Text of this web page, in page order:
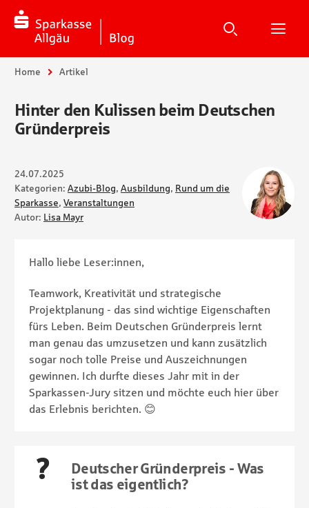
Suche
Suche
Sie sind hier:
Home Artikel
Hinter den Kulissen beim Deutschen
Gründerpreis
24.07.2025
Kategorien: Azubi-Blog, Ausbildung, Rund um die
Sparkasse, Veranstaltungen
Autor: Lisa Mayr
Hallo liebe Leser:innen,
Teamwork, Kreativität und strategische
Projektplanung - das sind wichtige Eigenschaften
fürs Leben. Beim Deutschen Gründerpreis lernt
man genau das umzusetzen und kann zusätzlich
sogar noch tolle Preise und Auszeichnungen
gewinnen. Ich durfte dieses Jahr mit in der
Sparkassen-Jury sitzen und möchte euch hier über
das Erlebnis berichten. 😊
Deutscher Gründerpreis - Was
ist das eigentlich?